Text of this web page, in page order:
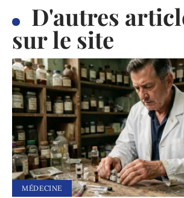
D'autres
sur le site
MÉDECINE